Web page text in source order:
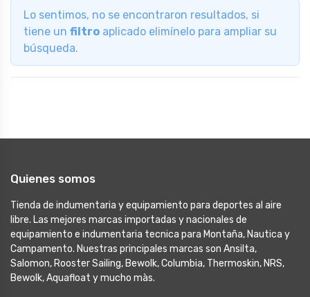
Lo sentimos, no se encontraron resultados, si
tiene un filtro aplicado elimínelo para ampliar su
búsqueda.
Quienes somos
Tienda de indumentaria y equipamiento para deportes al aire
libre. Las mejores marcas importadas y nacionales de
equipamiento e indumentaria tecnica para Montaña, Nautica y
Campamento. Nuestras principales marcas son Ansilta,
Salomon, Rooster Sailing, Bewolk, Columbia, Thermoskin, NRS,
Bewolk, Aquafloat y mucho màs.